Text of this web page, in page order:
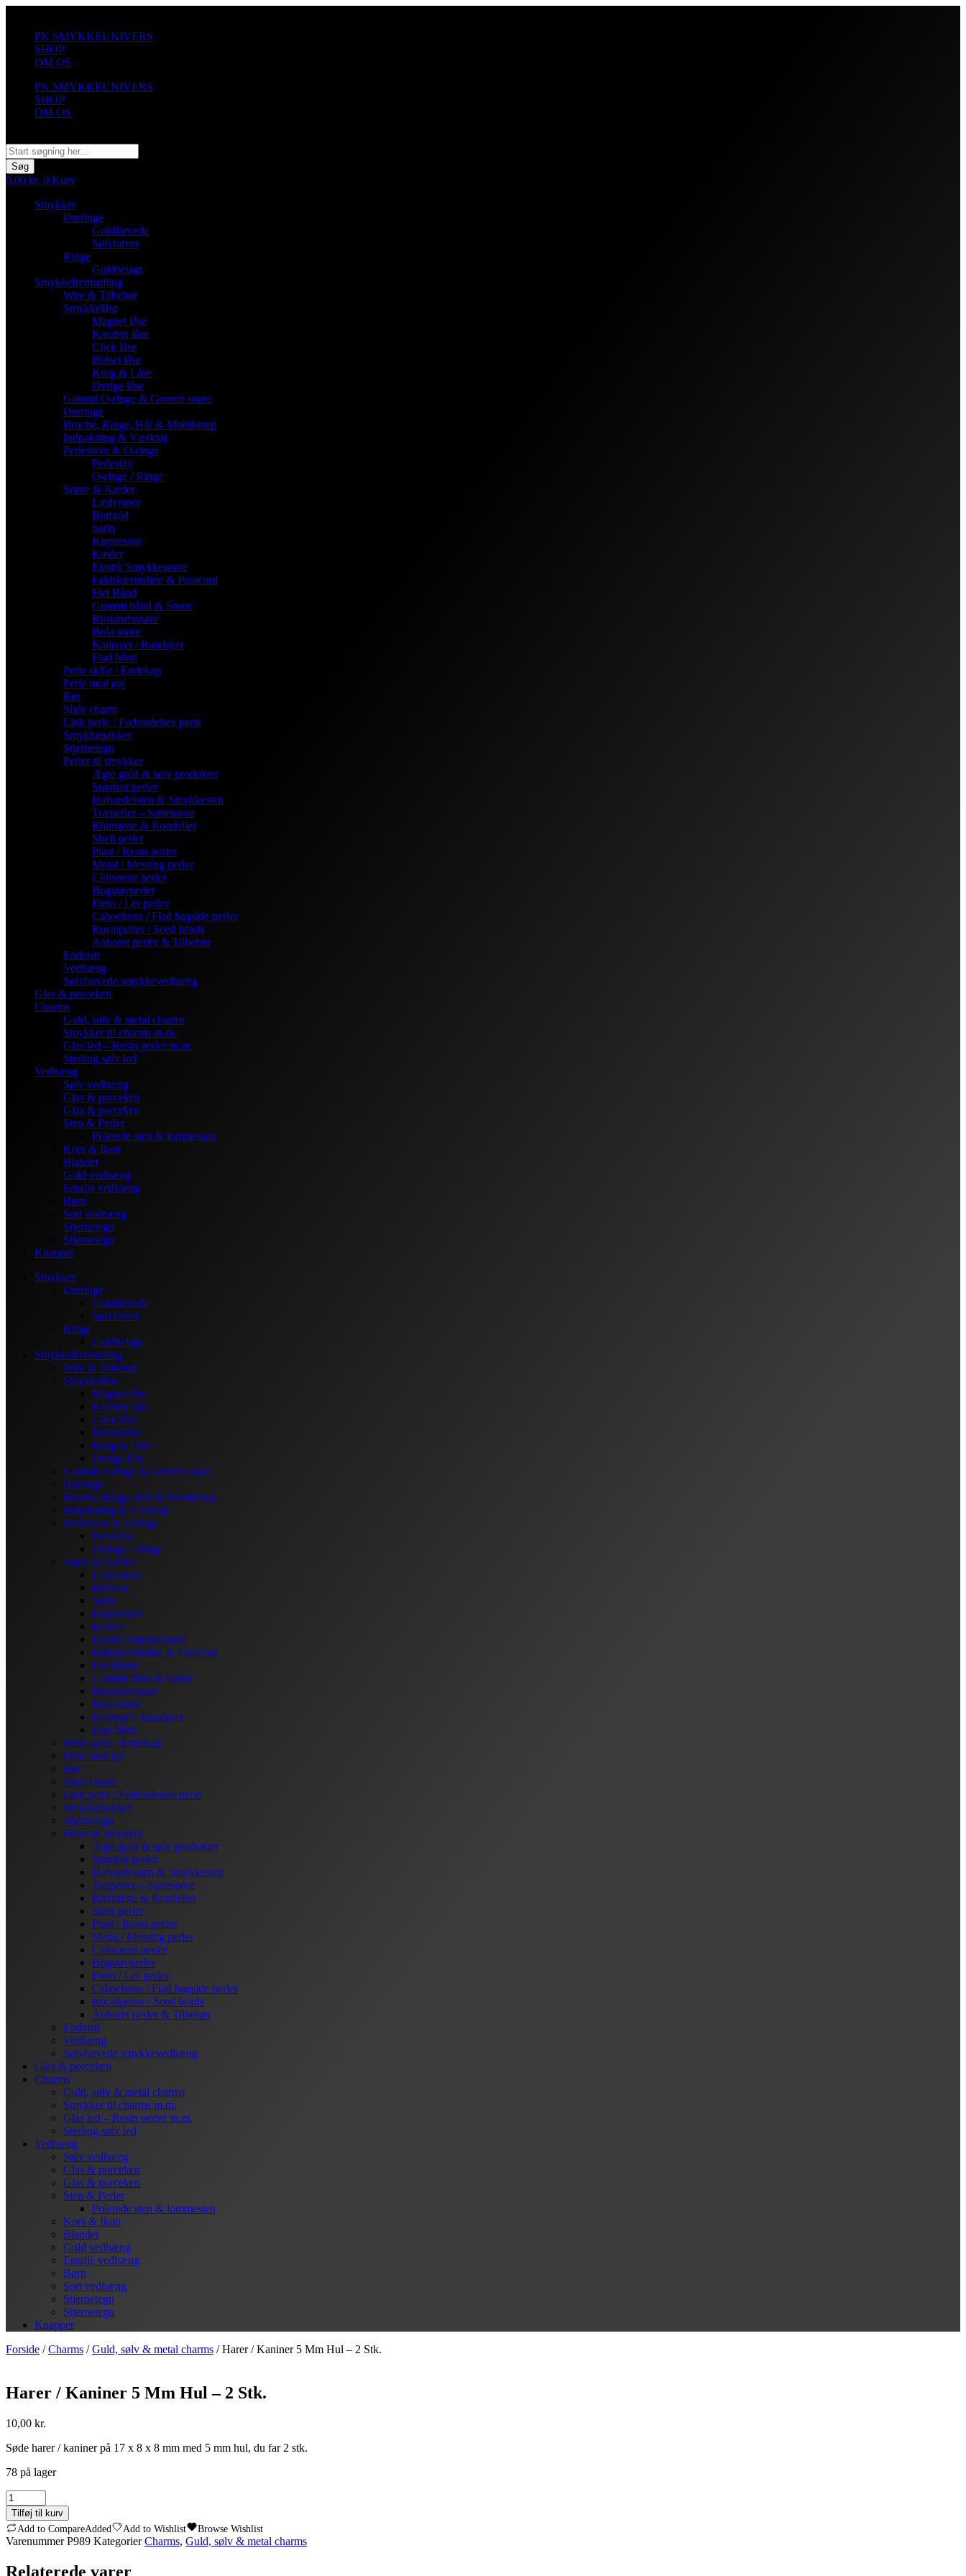
indholdPK SMYKKEUNIVERS
SHOP
OM OS
PK SMYKKEUNIVERS
SHOP
OM OS
Søg
0,00 kr. 0 Kurv
Smykker
Øreringe
Guldfarvede
Sølvfarvet
Ringe
Guldbelagt
Smykkefremstilling
Wire & Tilbehør
Smykkelåse
Magnet låse
Karabin låse
Click låse
Bidsel låse
Krog & Låse
Øvrige låse
Gummi O-ringe & Gummi snøre
Øreringe
Broche, Ringe, Hår & Mobilstrop
Indpakning & Værktøj
Perlestave & O-ringe
Perlestav
O-ringe / Ringe
Snøre & Kæder
Lædersnor
Bomuld
Satin
Knyttesnor
Kæder
Elastik Smykkesnøre
Faldskærmsline & Paracord
Flet Bånd
Gummi bånd & Snøre
Ruskindssnøre
Bola snøre
Kantsyet / Randsyet
Flad bånd
Perle skåle / Endekap
Perle med øje
Rør
Slide charm
Link perle / Forbindelses perle
Smykkepakker
Stjernetegn
Perler til smykker
Ægte guld & sølv produkter
Stardust perler
Halvædelsten & Smykkesten
Træperler – Suttesnore
Rhinstene & Rondeller
Shell perler
Plast / Resin perler
Metal / Messing perler
Cloisonne perler
Bogstavperler
Fimo / Ler perler
Cabochons / Flad bagside perler
Rocaiperler / Seed beads
Anboret perler & Tilbehør
Enderør
Vedhæng
Sølvfarvede smykkevedhæng
Glas & porcelæn
Charms
Guld, sølv & metal charms
Smykker til charms m.m.
Glas led – Resin perler m.m.
Sterling sølv led
Vedhæng
Sølv vedhæng
Glas & porcelæn
Glas & porcelæn
Sten & Perler
Polerede sten & lommesten
Kors & Ikon
Blandet
Guld vedhæng
Emalje vedhæng
Børn
Sort vedhæng
Stjernetegn
Stjernetegn
Knapper
Smykker
Øreringe
Guldfarvede
Sølvfarvet
Ringe
Guldbelagt
Smykkefremstilling
Wire & Tilbehør
Smykkelåse
Magnet låse
Karabin låse
Click låse
Bidsel låse
Krog & Låse
Øvrige låse
Gummi O-ringe & Gummi snøre
Øreringe
Broche, Ringe, Hår & Mobilstrop
Indpakning & Værktøj
Perlestave & O-ringe
Perlestav
O-ringe / Ringe
Snøre & Kæder
Lædersnor
Bomuld
Satin
Knyttesnor
Kæder
Elastik Smykkesnøre
Faldskærmsline & Paracord
Flet Bånd
Gummi bånd & Snøre
Ruskindssnøre
Bola snøre
Kantsyet / Randsyet
Flad bånd
Perle skåle / Endekap
Perle med øje
Rør
Slide charm
Link perle / Forbindelses perle
Smykkepakker
Stjernetegn
Perler til smykker
Ægte guld & sølv produkter
Stardust perler
Halvædelsten & Smykkesten
Træperler – Suttesnore
Rhinstene & Rondeller
Shell perler
Plast / Resin perler
Metal / Messing perler
Cloisonne perler
Bogstavperler
Fimo / Ler perler
Cabochons / Flad bagside perler
Rocaiperler / Seed beads
Anboret perler & Tilbehør
Enderør
Vedhæng
Sølvfarvede smykkevedhæng
Glas & porcelæn
Charms
Guld, sølv & metal charms
Smykker til charms m.m.
Glas led – Resin perler m.m.
Sterling sølv led
Vedhæng
Sølv vedhæng
Glas & porcelæn
Glas & porcelæn
Sten & Perler
Polerede sten & lommesten
Kors & Ikon
Blandet
Guld vedhæng
Emalje vedhæng
Børn
Sort vedhæng
Stjernetegn
Stjernetegn
Knapper
Forside /Charms /Guld, sølv & metal charms / Harer / Kaniner 5 Mm Hul – 2 Stk.
Harer / Kaniner 5 Mm Hul – 2 Stk.
10,00 kr.
Søde harer / kaniner på 17 x 8 x 8 mm med 5 mm hul, du far 2 stk.
78 på lager
Harer
/
Kaniner
5
Mm
Tilføj til kurv
Add to CompareAdded Add to Wishlist Browse Wishlist
VarenummerP989 Kategorier Charms, Guld, sølv & metal charms
Relaterede varer